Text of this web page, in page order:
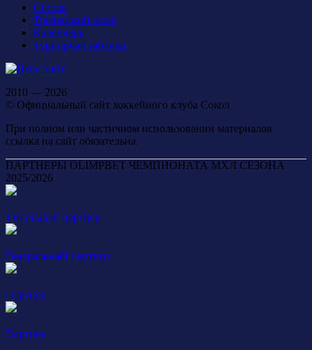
Состав
Тренерский штаб
Календарь
Турнирная таблица
2010 — 2026
© Официальный сайт хоккейного клуба Сокол
При полном или частичном использовании материалов
ссылка на сайт обязательна.
ПАРТНЕРЫ OLIMPBET ЧЕМПИОНАТА МХЛ СЕЗОНА
2025/2026
Титульный партнер
Генеральный партнер
Партнер
Партнер